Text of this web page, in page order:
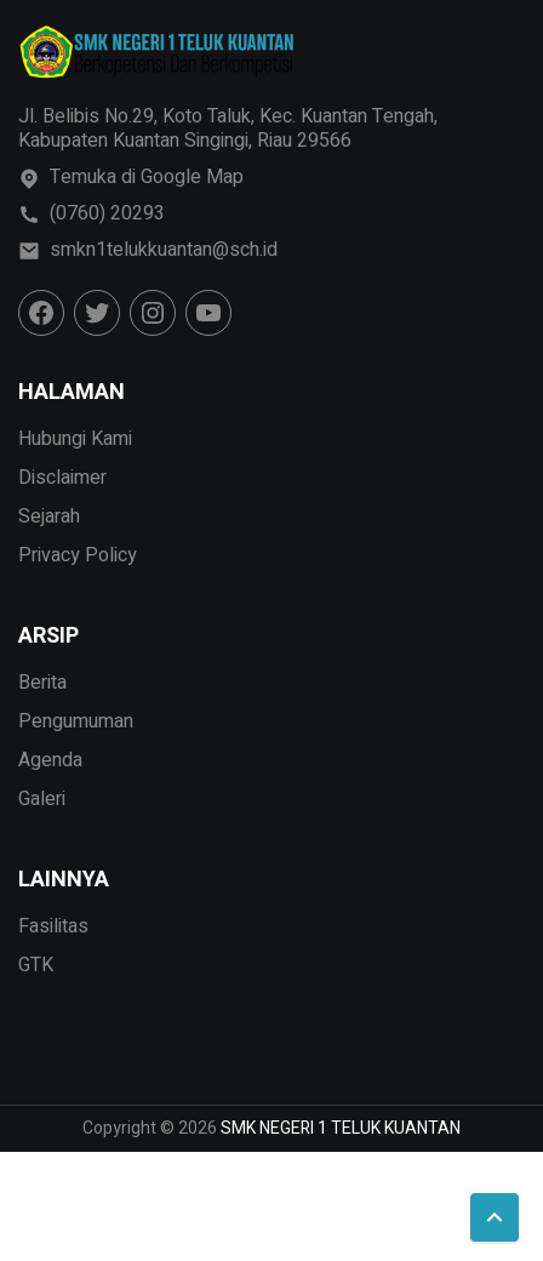
Jl. Belibis No.29, Koto Taluk, Kec. Kuantan Tengah,
Kabupaten Kuantan Singingi, Riau 29566
Temuka di Google Map
(0760) 20293
smkn1telukkuantan@sch.id
HALAMAN
Hubungi Kami
Disclaimer
Sejarah
Privacy Policy
ARSIP
Berita
Pengumuman
Agenda
Galeri
LAINNYA
Fasilitas
GTK
Copyright © 2026SMK NEGERI 1 TELUK KUANTAN